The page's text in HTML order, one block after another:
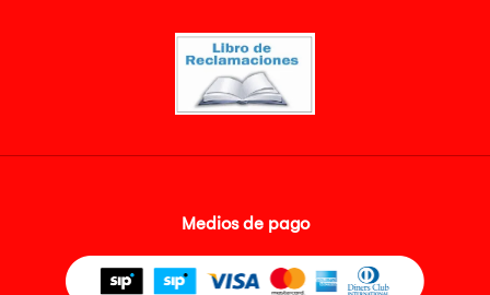
Medios de pago